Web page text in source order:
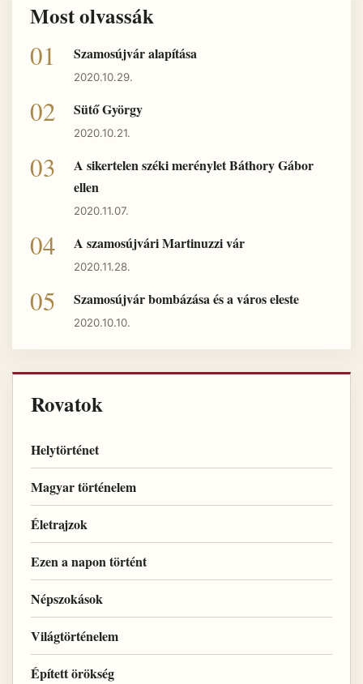
Most olvassák
Szamosújvár alapítása
2020.10.29.
Sütő György
2020.10.21.
A sikertelen széki merénylet Báthory Gábor
ellen
2020.11.07.
A szamosújvári Martinuzzi vár
2020.11.28.
Szamosújvár bombázása és a város eleste
2020.10.10.
Rovatok
Helytörténet
Magyar történelem
Életrajzok
Ezen a napon történt
Népszokások
Világtörténelem
Épített örökség